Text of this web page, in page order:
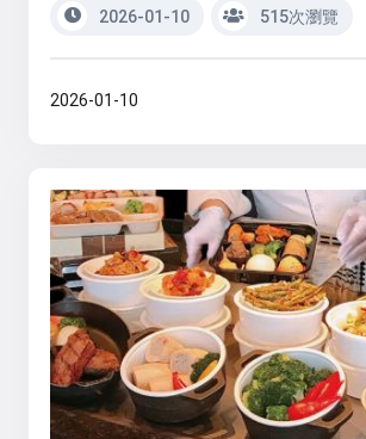
2026-01-10 515次瀏覽
2026-01-10